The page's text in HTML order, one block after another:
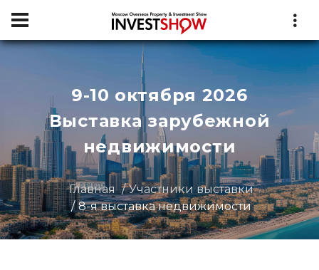
9-10 октября 2026
Выставка зарубежной
недвижимости
Главная
Участники выставки
8-я выставка недвижимости